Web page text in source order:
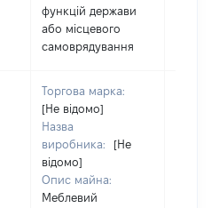
функцій держави
або місцевого
самоврядування
Торгова марка:
[Не відомо]
Назва
виробника:
[Не
відомо]
Опис майна:
Меблевий